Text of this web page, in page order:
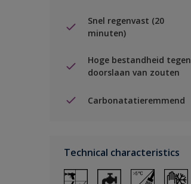
Snel regenvast (20
minuten)
Hoge bestandheid tegen
doorslaan van zouten
Carbonatatieremmend
Technical characteristics